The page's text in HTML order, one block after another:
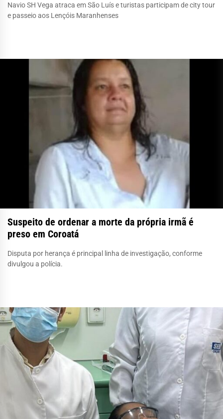
Navio SH Vega atraca em São Luís e turistas participam de city tour
e passeio aos Lençóis Maranhenses
Suspeito de ordenar a morte da própria irmã é
preso em Coroatá
Disputa por herança é principal linha de investigação, conforme
divulgou a polícia.